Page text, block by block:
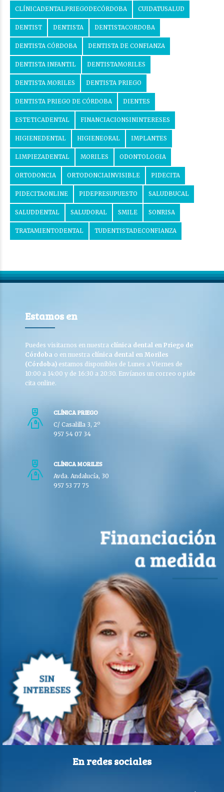
CLÍNICADENTALPRIEGODECÓRDOBA CUIDATUSALUD
DENTIST DENTISTA DENTISTACORDOBA
DENTISTA CÓRDOBA DENTISTA DE CONFIANZA
DENTISTA INFANTIL DENTISTAMORILES
DENTISTA MORILES DENTISTA PRIEGO
DENTISTA PRIEGO DE CÓRDOBA DIENTES
ESTETICADENTAL FINANCIACIONSININTERESES
HIGIENEDENTAL HIGIENEORAL IMPLANTES
LIMPIEZADENTAL MORILES ODONTOLOGIA
ORTODONCIA ORTODONCIAINVISIBLE PIDECITA
PIDECITAONLINE PIDEPRESUPUESTO SALUDBUCAL
SALUDDENTAL SALUDORAL SMILE SONRISA
TRATAMIENTODENTAL TUDENTISTADECONFIANZA
Estamos en
Puedes visitarnos en nuestra clínica dental en Priego de
Córdoba o en nuestra clínica dental en Moriles
(Córdoba) estamos disponibles de Lunes a Viernes de
10:00 a 14:00 y de 16:30 a 20:30. Envíanos un correo o pide
cita online.
CLÍNICA PRIEGO
C/ Casalilla 3, 2º
957 54 07 34
CLÍNICA MORILES
Avda. Andalucía, 30
957 53 77 75
En redes sociales